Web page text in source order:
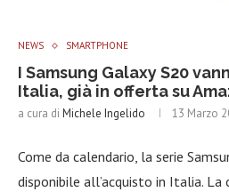
NEWS SMARTPHONE
I Samsung Galaxy S20
Italia, già in offerta su
a cura di Michele Ingelido 13 Marzo
Come da calendario, la serie
disponibile all’acquisto in Italia. La